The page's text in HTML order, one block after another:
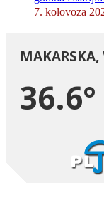
7. kolovoza